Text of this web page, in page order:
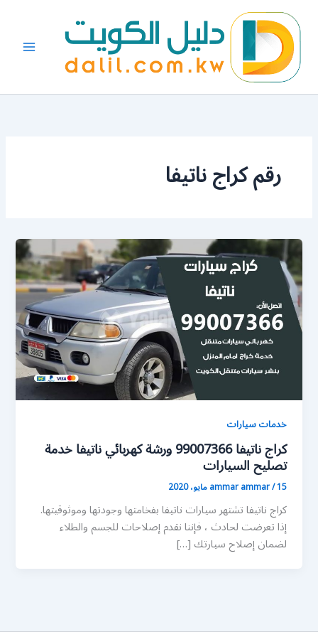
المحتوى
رقم كراج ناتيفا
خدمات سيارات
كراج ناتيفا 99007366 ورشة كهربائي ناتيفا خدمة
تصليح السيارات
ammar ammar/15 مايو، 2020
كراج ناتيفا تشتهر سيارات ناتيفا بفخامتها وجودتها وموثوقيتها.
إذا تعرضت لحادث ، فإننا نقدم إصلاحات للجسم والطلاء
لضمان إصلاح سيارتك […]